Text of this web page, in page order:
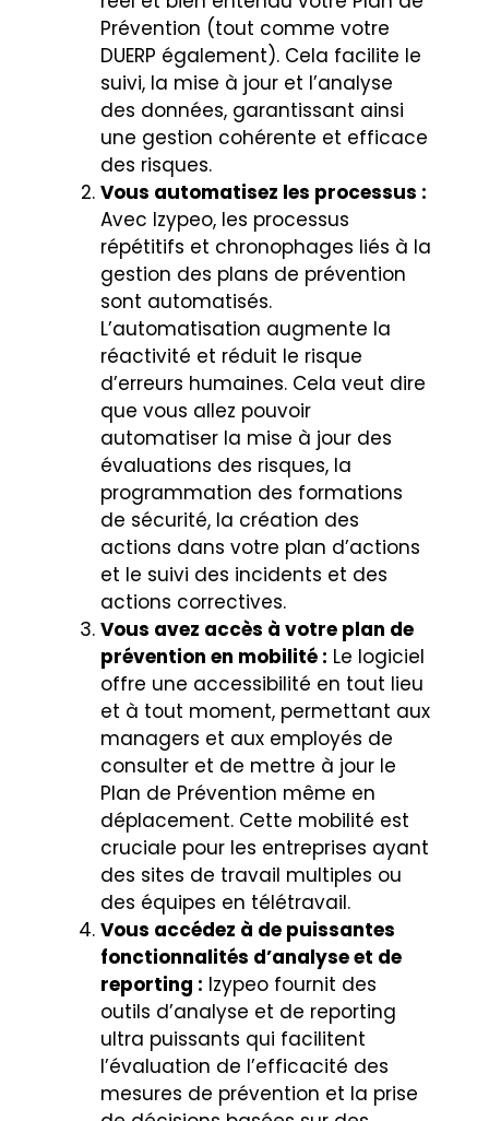
Prévention (tout comme votre
DUERP également). Cela facilite le
suivi, la mise à jour et l’analyse
des données, garantissant ainsi
une gestion cohérente et efficace
des risques.
Vous automatisez les processus :
Avec Izypeo, les processus
répétitifs et chronophages liés à la
gestion des plans de prévention
sont automatisés.
L’automatisation augmente la
réactivité et réduit le risque
d’erreurs humaines. Cela veut dire
que vous allez pouvoir
automatiser la mise à jour des
évaluations des risques, la
programmation des formations
de sécurité, la création des
actions dans votre plan d’actions
et le suivi des incidents et des
actions correctives.
Vous avez accès à votre plan de
prévention en mobilité : Le logiciel
offre une accessibilité en tout lieu
et à tout moment, permettant aux
managers et aux employés de
consulter et de mettre à jour le
Plan de Prévention même en
déplacement. Cette mobilité est
cruciale pour les entreprises ayant
des sites de travail multiples ou
des équipes en télétravail.
Vous accédez à de puissantes
fonctionnalités d’analyse et de
reporting : Izypeo fournit des
outils d’analyse et de reporting
ultra puissants qui facilitent
l’évaluation de l’efficacité des
mesures de prévention et la prise